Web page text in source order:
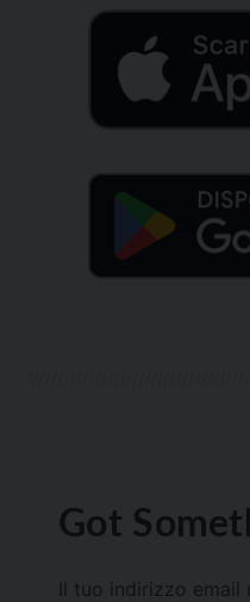
Got
Il tuo indirizzo email